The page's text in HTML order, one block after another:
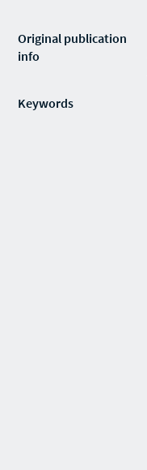
Original publication
info
Keywords